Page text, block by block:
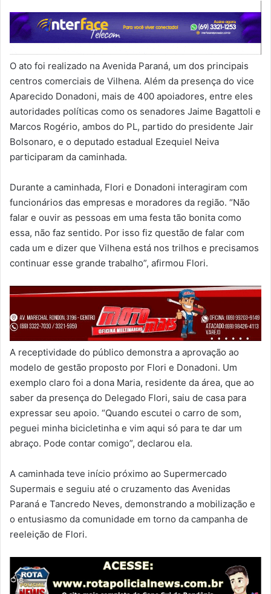
O ato foi realizado na Avenida Paraná, um dos principais
centros comerciais de Vilhena. Além da presença do vice
Aparecido Donadoni, mais de 400 apoiadores, entre eles
autoridades políticas como os senadores Jaime Bagattoli e
Marcos Rogério, ambos do PL, partido do presidente Jair
Bolsonaro, e o deputado estadual Ezequiel Neiva
participaram da caminhada.
Durante a caminhada, Flori e Donadoni interagiram com
funcionários das empresas e moradores da região. “Não
falar e ouvir as pessoas em uma festa tão bonita como
essa, não faz sentido. Por isso fiz questão de falar com
cada um e dizer que Vilhena está nos trilhos e precisamos
continuar esse grande trabalho”, afirmou Flori.
A receptividade do público demonstra a aprovação ao
modelo de gestão proposto por Flori e Donadoni. Um
exemplo claro foi a dona Maria, residente da área, que ao
saber da presença do Delegado Flori, saiu de casa para
expressar seu apoio. “Quando escutei o carro de som,
peguei minha bicicletinha e vim aqui só para te dar um
abraço. Pode contar comigo”, declarou ela.
A caminhada teve início próximo ao Supermercado
Supermais e seguiu até o cruzamento das Avenidas
Paraná e Tancredo Neves, demonstrando a mobilização e
o entusiasmo da comunidade em torno da campanha de
reeleição de Flori.